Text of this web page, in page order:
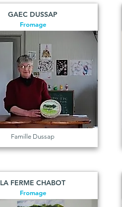
GAEC DUSSAP
Fromage
Famille Dussap
LA FERME CHABOT
Fromage